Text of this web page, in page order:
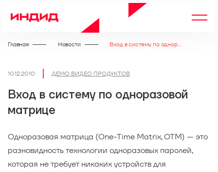
Главная Новости Вход в систему по одноразовой матрице
10.12.2010 ДЕМО ВИДЕО ПРОДУКТОВ
Вход в систему по одноразовой
матрице
Одноразовая матрица (One-Time Matrix, OTM) — это
разновидность технологии одноразовых паролей,
которая не требует никаких устройств для